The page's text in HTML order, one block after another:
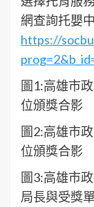
網查詢托嬰
https://
圖1:高雄市
位頒獎合影
圖2:高雄市
位頒獎合影
圖3:高雄市
局長與受獎